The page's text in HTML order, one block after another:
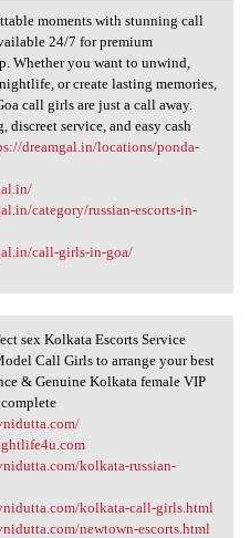
moments
moments with stunning call
24/7 for premium
Whether you want to unwind,
or create lasting memories,
call girls are just a call away.
discreet service, and easy cash
dreamgal.in/locations/ponda-
category/russian-escorts-in-
call-girls-in-goa/
sex Kolkata
sex Kolkata Escorts Service
Call Girls to arrange your best
& Genuine Kolkata female VIP
kolkata-russian-
kolkata-call-girls.html
newtown-escorts.html